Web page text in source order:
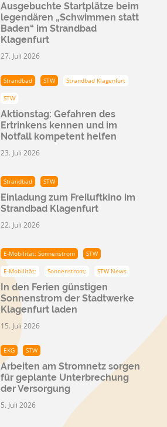
Ausgebuchte Startplätze beim
legendären „Schwimmen statt
Baden“ im Strandbad
Klagenfurt
27. Juli 2026
Strandbad STW Strandbad Klagenfurt
STW
Aktionstag: Gefahren des
Ertrinkens kennen und im
Notfall kompetent helfen
23. Juli 2026
Strandbad STW
Einladung zum Freiluftkino im
Strandbad Klagenfurt
22. Juli 2026
E-Mobilität; Sonnenstrom STW
E-Mobilität; Sonnenstrom; STW News
In den Ferien günstigen
Sonnenstrom der Stadtwerke
Klagenfurt laden
15. Juli 2026
EKG STW
Arbeiten am Stromnetz sorgen
für geplante Unterbrechung
der Versorgung
5. Juli 2026